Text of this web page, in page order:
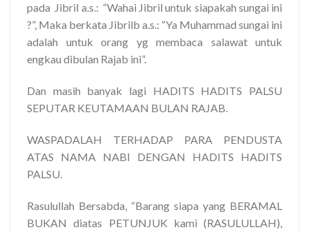
pada Jibril a.s.: “Wahai Jibril untuk siapakah sungai ini
?”, Maka berkata Jibrilb a.s.: “Ya Muhammad sungai ini
adalah untuk orang yg membaca salawat untuk
engkau dibulan Rajab ini”.
Dan masih banyak lagi HADITS HADITS PALSU
SEPUTAR KEUTAMAAN BULAN RAJAB.
WASPADALAH TERHADAP PARA PENDUSTA
ATAS NAMA NABI DENGAN HADITS HADITS
PALSU.
Rasulullah Bersabda, “Barang siapa yang BERAMAL
BUKAN diatas PETUNJUK kami (RASULULLAH),